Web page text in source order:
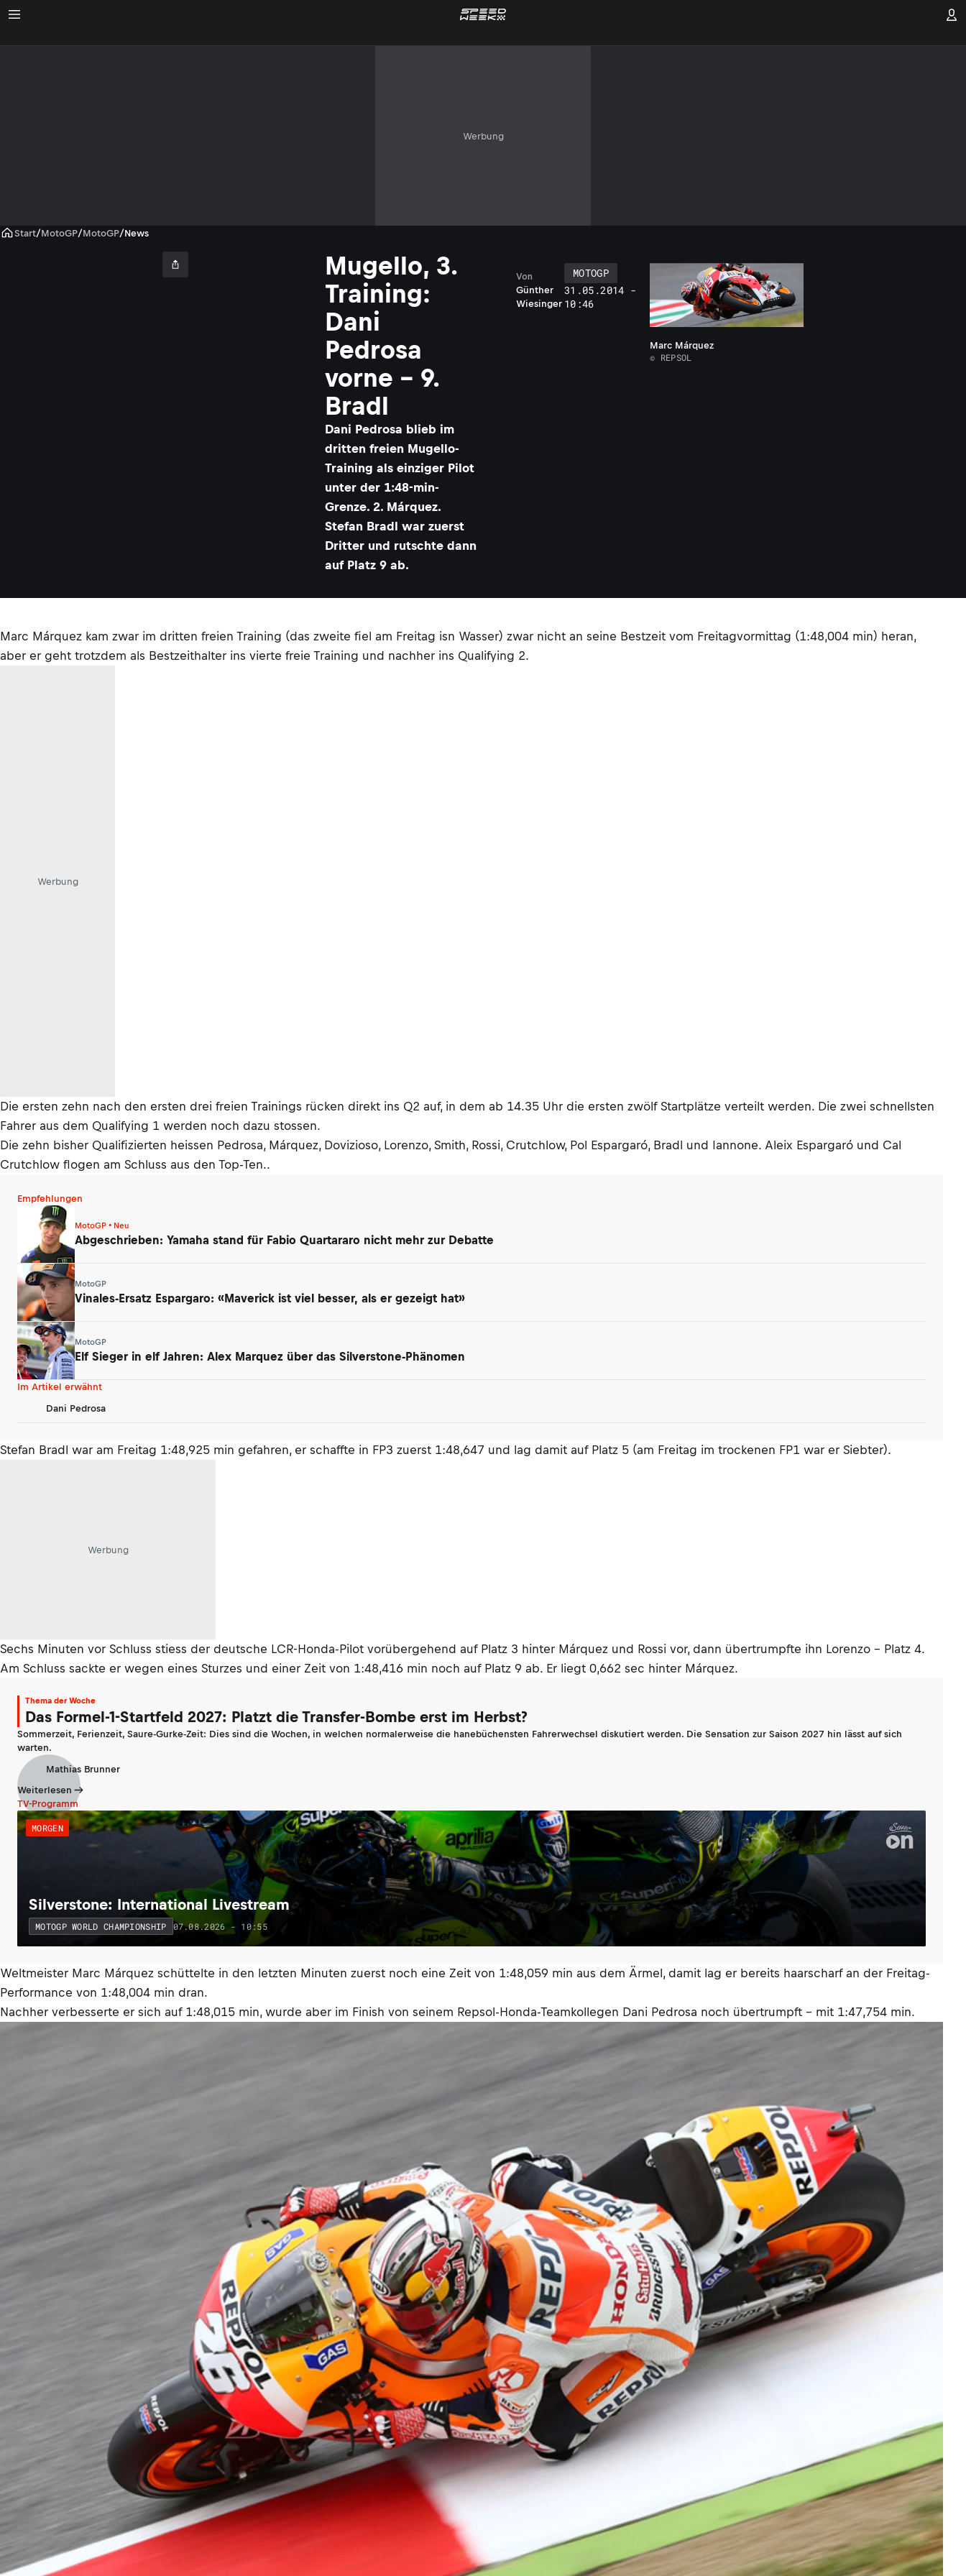
Werbung
Start/MotoGP/MotoGP/News
Mugello, 3.
Training:
Dani
Pedrosa
vorne – 9.
Bradl
Dani Pedrosa blieb im
dritten freien Mugello-
Training als einziger Pilot
unter der 1:48-min-
Grenze. 2. Márquez.
Stefan Bradl war zuerst
Dritter und rutschte dann
auf Platz 9 ab.
Günther
Wiesinger
Von
MOTOGP
31.05.2014 -
10:46
Marc Márquez
© REPSOL
Marc Márquez kam zwar im dritten freien Training (das zweite fiel am Freitag isn Wasser) zwar nicht an seine Bestzeit vom Freitagvormittag (1:48,004 min) heran,
aber er geht trotzdem als Bestzeithalter ins vierte freie Training und nachher ins Qualifying 2.
Werbung
Die ersten zehn nach den ersten drei freien Trainings rücken direkt ins Q2 auf, in dem ab 14.35 Uhr die ersten zwölf Startplätze verteilt werden. Die zwei schnellsten
Fahrer aus dem Qualifying 1 werden noch dazu stossen.
Die zehn bisher Qualifizierten heissen Pedrosa, Márquez, Dovizioso, Lorenzo, Smith, Rossi, Crutchlow, Pol Espargaró, Bradl und Iannone. Aleix Espargaró und Cal
Crutchlow flogen am Schluss aus den Top-Ten..
Empfehlungen
MotoGP • Neu
Abgeschrieben: Yamaha stand für Fabio Quartararo nicht mehr zur Debatte
MotoGP
Vinales-Ersatz Espargaro: «Maverick ist viel besser, als er gezeigt hat»
MotoGP
Elf Sieger in elf Jahren: Alex Marquez über das Silverstone-Phänomen
Im Artikel erwähnt
Dani Pedrosa
Stefan Bradl war am Freitag 1:48,925 min gefahren, er schaffte in FP3 zuerst 1:48,647 und lag damit auf Platz 5 (am Freitag im trockenen FP1 war er Siebter).
Werbung
Sechs Minuten vor Schluss stiess der deutsche LCR-Honda-Pilot vorübergehend auf Platz 3 hinter Márquez und Rossi vor, dann übertrumpfte ihn Lorenzo – Platz 4.
Am Schluss sackte er wegen eines Sturzes und einer Zeit von 1:48,416 min noch auf Platz 9 ab. Er liegt 0,662 sec hinter Márquez.
Thema der Woche
Das Formel-1-Startfeld 2027: Platzt die Transfer-Bombe erst im Herbst?
Sommerzeit, Ferienzeit, Saure-Gurke-Zeit: Dies sind die Wochen, in welchen normalerweise die hanebüchensten Fahrerwechsel diskutiert werden. Die Sensation zur Saison 2027 hin lässt auf sich
warten.
Mathias Brunner
Weiterlesen
TV-Programm
MORGEN
Silverstone: International Livestream
MOTOGP WORLD CHAMPIONSHIP 07.08.2026 - 10:55
Weltmeister Marc Márquez schüttelte in den letzten Minuten zuerst noch eine Zeit von 1:48,059 min aus dem Ärmel, damit lag er bereits haarscharf an der Freitag-
Performance von 1:48,004 min dran.
Nachher verbesserte er sich auf 1:48,015 min, wurde aber im Finish von seinem Repsol-Honda-Teamkollegen Dani Pedrosa noch übertrumpft – mit 1:47,754 min.